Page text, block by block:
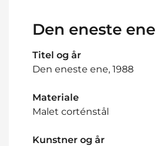
Den eneste ene
Titel og år
Den eneste ene, 1988
Materiale
Malet corténstål
Kunstner og år